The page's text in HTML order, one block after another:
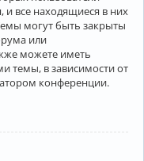
все находящиеся в них
могут быть закрыты
или
можете иметь
темы, в зависимости от
конференции.